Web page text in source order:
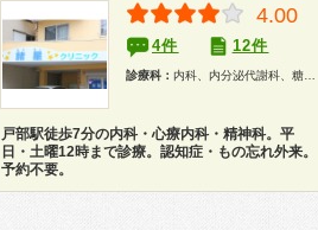
4.00
4件 12件
診療科： 内科、内分泌代謝科、糖尿病科、精神科、心療内科
戸部駅徒歩7分の内科・心療内科・精神科。平
日・土曜12時まで診療。認知症・もの忘れ外来。
予約不要。